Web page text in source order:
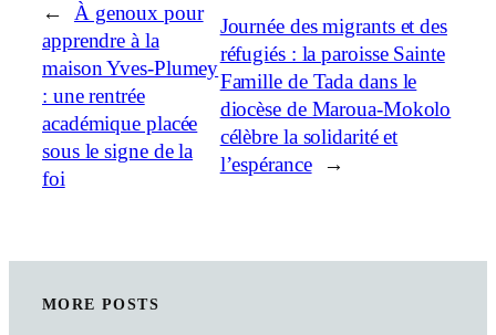
←
À genoux pour
apprendre à la
maison Yves-Plumey
: une rentrée
académique placée
sous le signe de la
foi
Journée des migrants et des
réfugiés : la paroisse Sainte
Famille de Tada dans le
diocèse de Maroua-Mokolo
célèbre la solidarité et
l’espérance
→
MORE POSTS